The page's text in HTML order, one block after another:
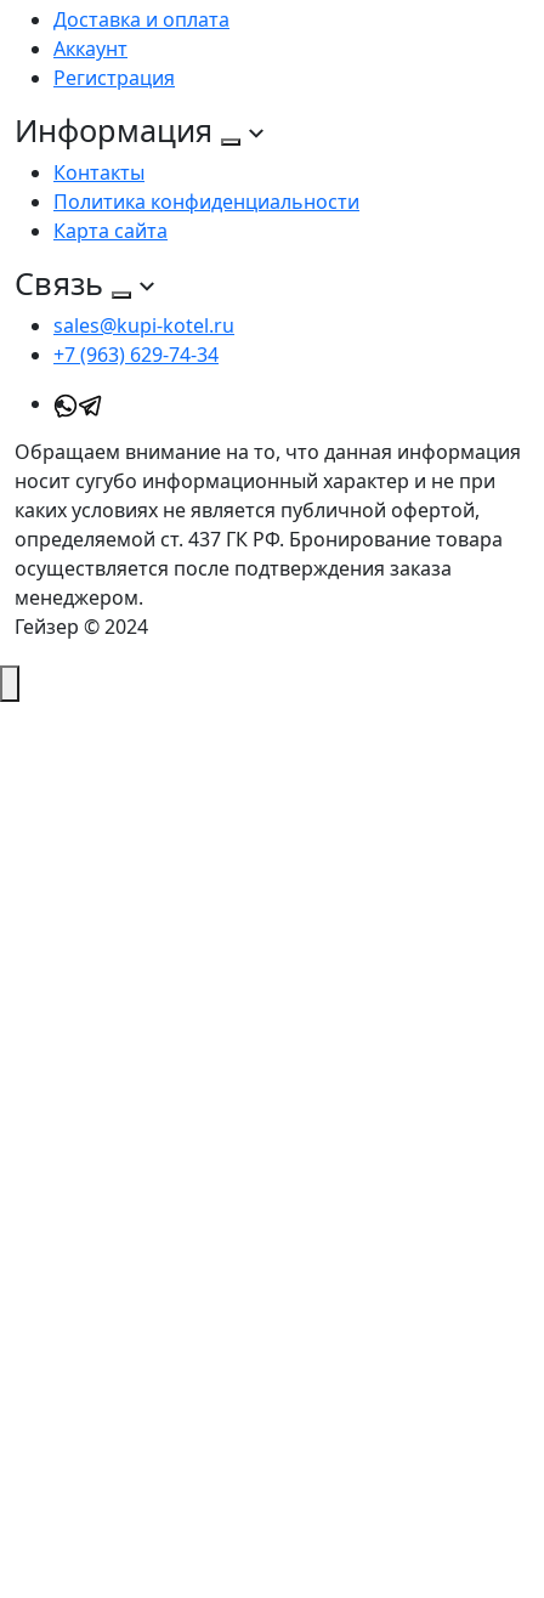
Доставка и оплата
Аккаунт
Регистрация
Информация
Контакты
Политика конфиденциальности
Карта сайта
Связь
sales@kupi-kotel.ru
+7 (963) 629-74-34
Обращаем внимание на то, что данная информация
носит сугубо информационный характер и не при
каких условиях не является публичной офертой,
определяемой ст. 437 ГК РФ. Бронирование товара
осуществляется после подтверждения заказа
менеджером.
Гейзер © 2024